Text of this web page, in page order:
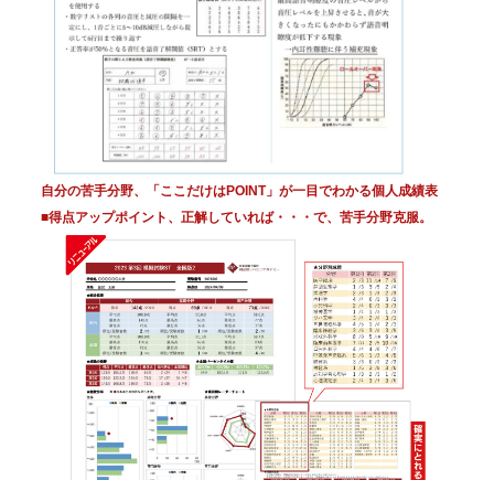
自分の苦手分野、「ここだけはPOINT」が一目でわかる個人成績表
■得点アップポイント、正解していれば・・・で、苦手分野克服。